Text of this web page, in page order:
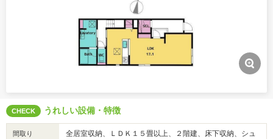
CHECK うれしい設備・特徴
間取り
全居室収納、ＬＤＫ１５畳以上、２階建、床下収納、シュ